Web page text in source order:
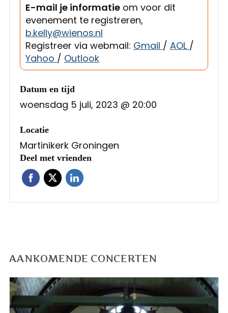
E-mail je informatie om voor dit
evenement te registreren,
b.kelly@wienos.nl
Registreer via webmail: Gmail / AOL /
Yahoo / Outlook
Datum en tijd
woensdag 5 juli, 2023 @ 20:00
Locatie
Martinikerk Groningen
Deel met vrienden
AANKOMENDE CONCERTEN